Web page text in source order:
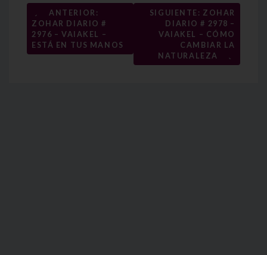
Navegación
de
entradas
←
ANTERIOR:
ZOHAR DIARIO #
2976 – VAIAKEL –
ESTÁ EN TUS MANOS
SIGUIENTE: ZOHAR
DIARIO # 2978 –
VAIAKEL – CÓMO
CAMBIAR LA
NATURALEZA
→